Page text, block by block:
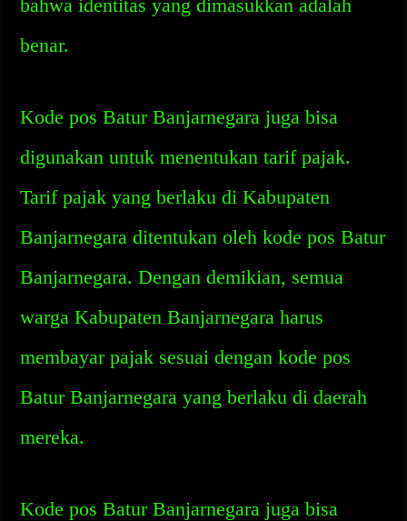
bahwa identitas yang dimasukkan adalah
benar.
Kode pos Batur Banjarnegara juga bisa
digunakan untuk menentukan tarif pajak.
Tarif pajak yang berlaku di Kabupaten
Banjarnegara ditentukan oleh kode pos Batur
Banjarnegara. Dengan demikian, semua
warga Kabupaten Banjarnegara harus
membayar pajak sesuai dengan kode pos
Batur Banjarnegara yang berlaku di daerah
mereka.
Kode pos Batur Banjarnegara juga bisa